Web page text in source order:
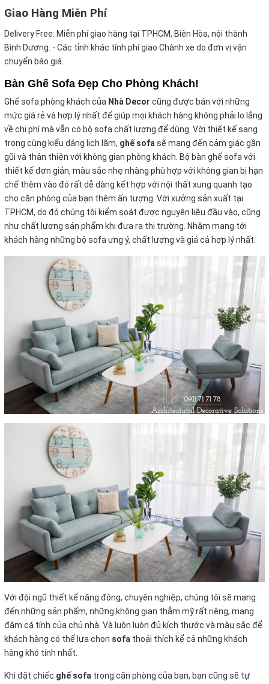
Giao Hàng Miễn Phí
Delivery Free: Miễn phí giao hàng tại TPHCM, Biên Hòa, nội thành
Bình Dương. - Các tỉnh khác tính phí giao Chành xe do đơn vị vận
chuyển báo giá.
Bàn Ghế Sofa Đẹp Cho Phòng Khách!
Ghế sofa phòng khách của Nhà Decor cũng được bán với những
mức giá rẻ và hợp lý nhất để giúp mọi khách hàng không phải lo lắng
về chi phí mà vẫn có bộ sofa chất lượng để dùng. Với thiết kế sang
trọng cùng kiểu dáng lịch lãm, ghế sofasẽ mang đến cảm giác gần
gũi và thân thiện với không gian phòng khách. Bộ bàn ghế sofa với
thiết kế đơn giản, màu sắc nhẹ nhàng phù hợp với không gian bị hạn
chế thêm vào đó rất dễ dàng kết hợp với nội thất xung quanh tạo
cho căn phòng của bạn thêm ấn tượng. Với xưởng sản xuất tại
TPHCM, do đó chúng tôi kiểm soát được nguyên liệu đầu vào, cũng
như chất lượng sản phẩm khi đưa ra thị trường. Nhằm mang tới
khách hàng những bộ sofa ưng ý, chất lượng và giá cả hợp lý nhất.
Với đội ngũ thiết kế năng động, chuyên nghiệp, chúng tôi sẽ mang
đến những sản phẩm, những không gian thẫm mỹ rất riêng, mang
đậm cá tính của chủ nhà. Và luôn luôn đủ kích thước và màu sắc để
khách hàng có thể lựa chọn sofa thoải thích kể cả những khách
hàng khó tính nhất.
Khi đặt chiếc ghế sofa trong căn phòng của bạn, bạn cũng sẽ tự